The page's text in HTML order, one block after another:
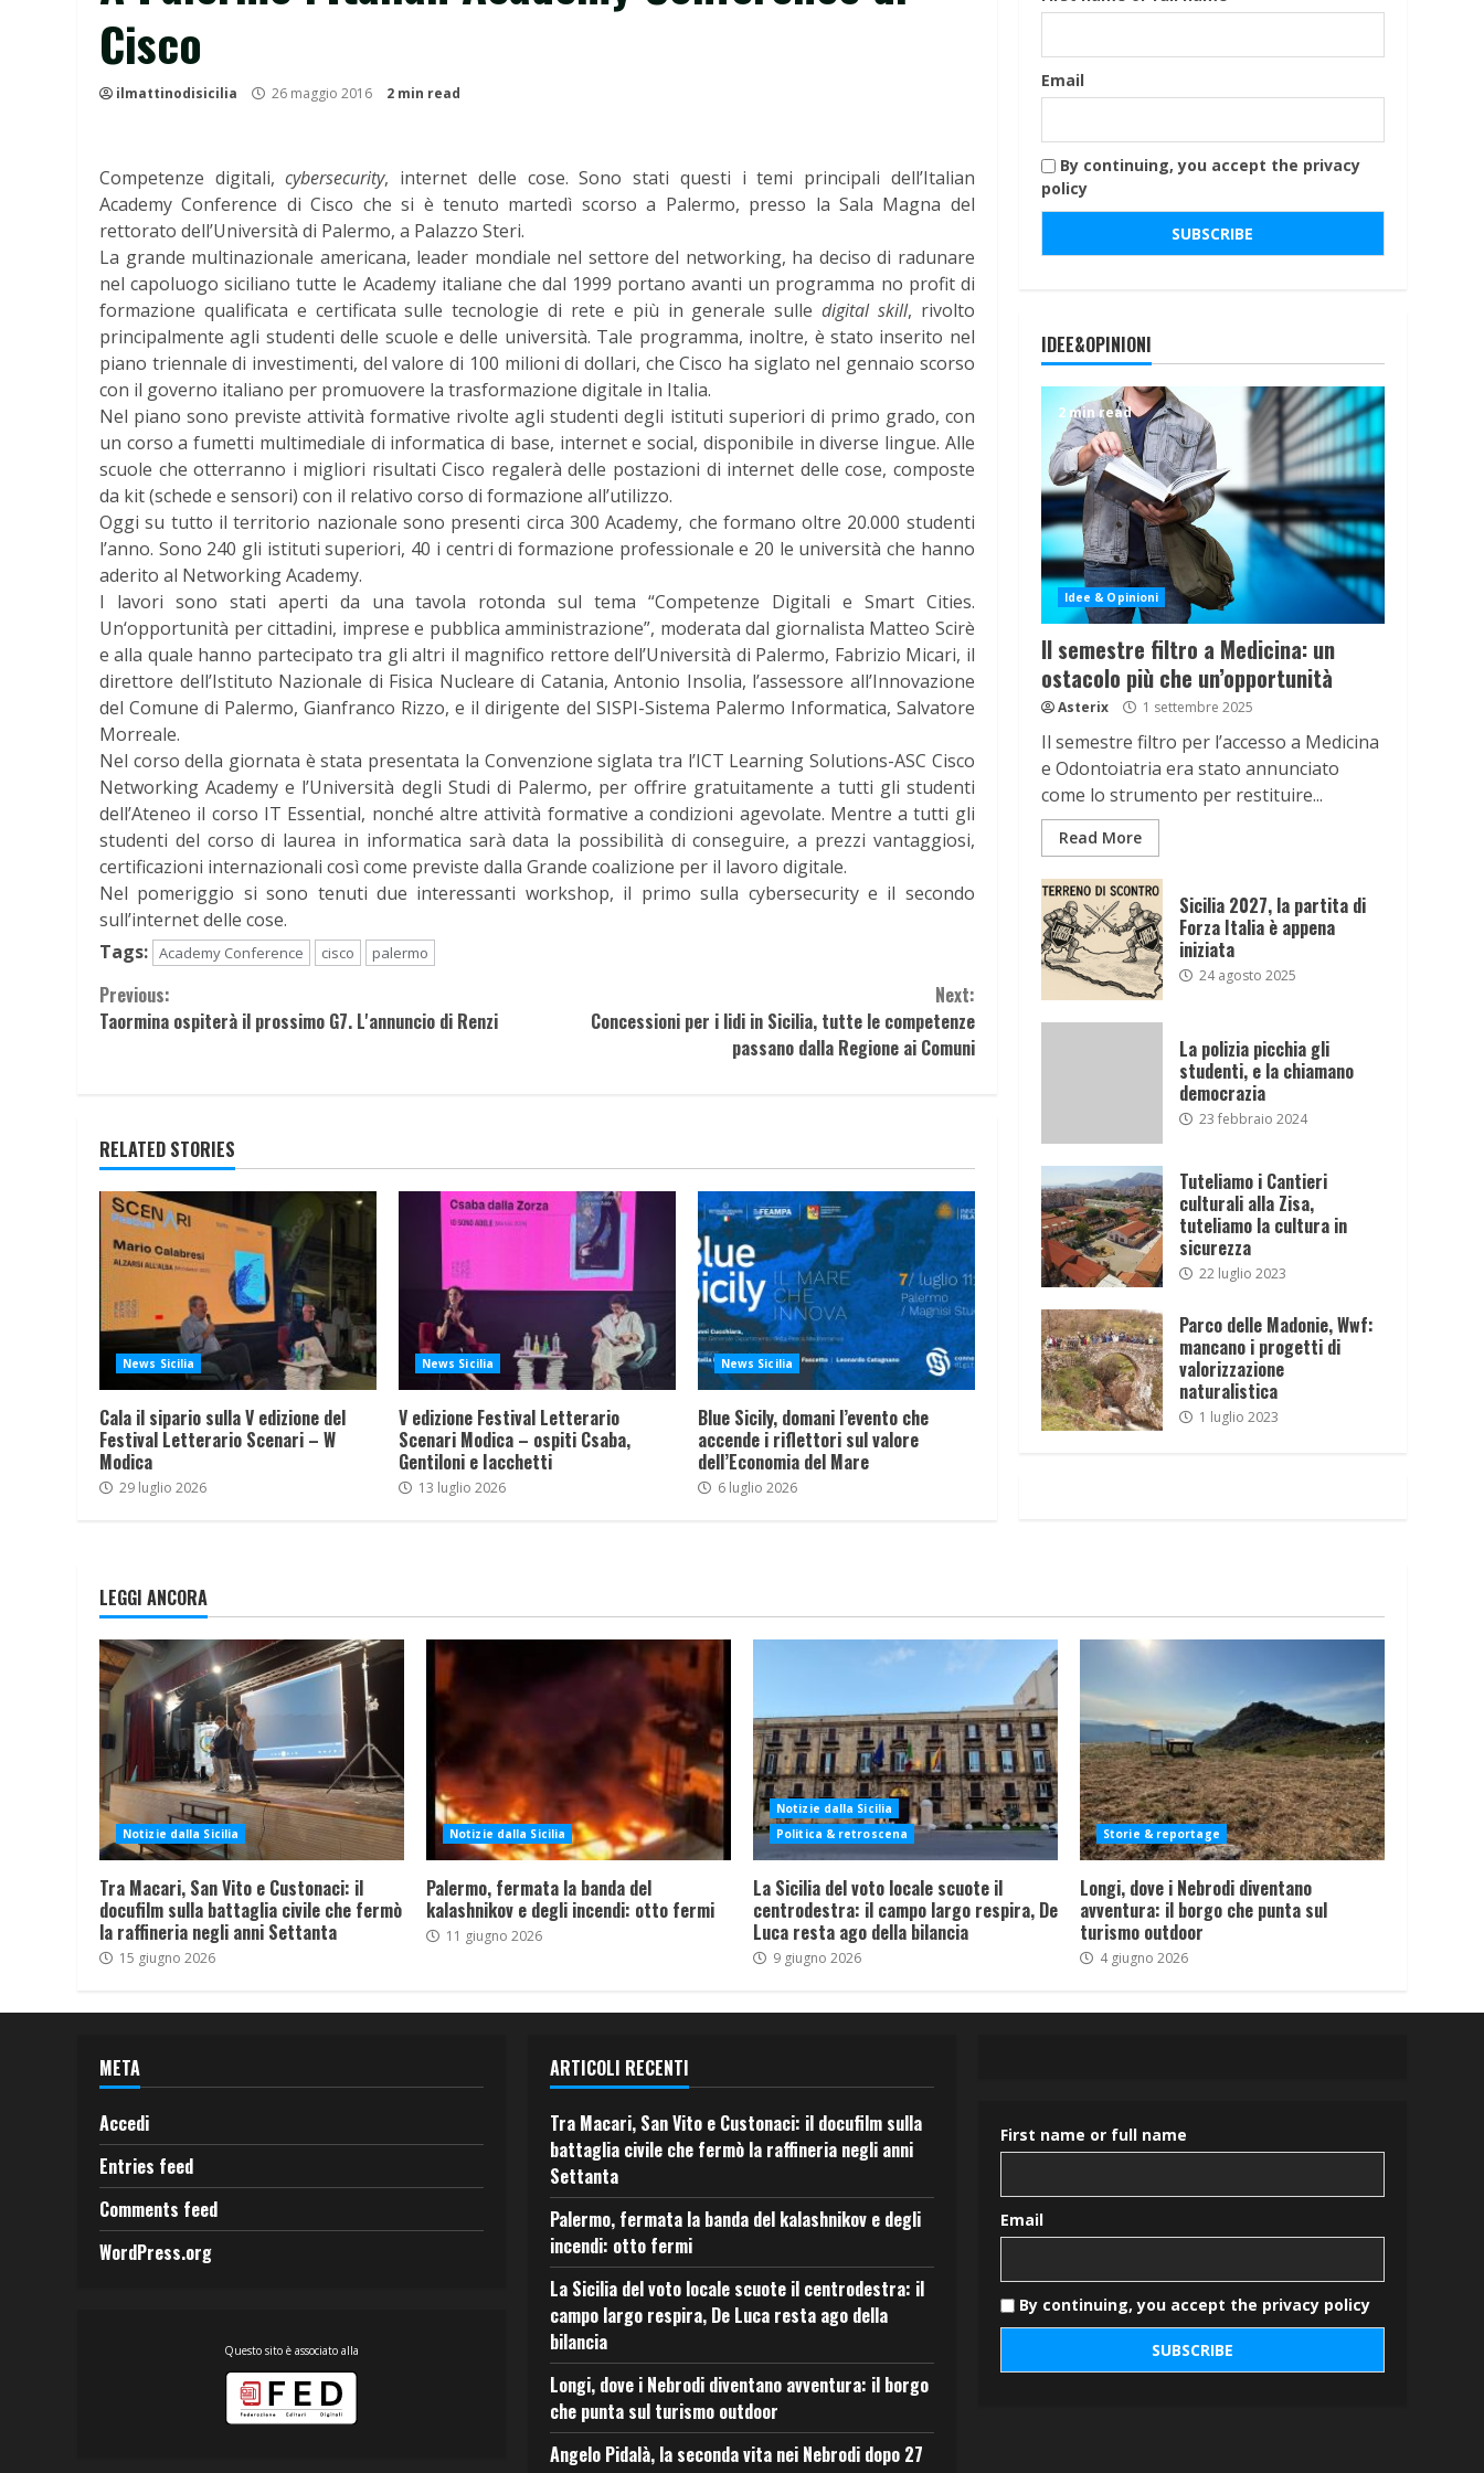
Cisco
ilmattinodisicilia 26 maggio 2016 2 min read
Competenze digitali,cybersecurity, internet delle cose. Sono stati questi i temi principali dell’Italian
Academy Conference di Cisco che si è tenuto martedì scorso a Palermo, presso la Sala Magna del
rettorato dell’Università di Palermo, a Palazzo Steri.
La grande multinazionale americana, leader mondiale nel settore del networking, ha deciso di radunare
nel capoluogo siciliano tutte le Academy italiane che dal 1999 portano avanti un programma no profit di
formazione qualificata e certificata sulle tecnologie di rete e più in generale sulledigital skill, rivolto
principalmente agli studenti delle scuole e delle università. Tale programma, inoltre, è stato inserito nel
piano triennale di investimenti, del valore di 100 milioni di dollari, che Cisco ha siglato nel gennaio scorso
con il governo italiano per promuovere la trasformazione digitale in Italia.
Nel piano sono previste attività formative rivolte agli studenti degli istituti superiori di primo grado, con
un corso a fumetti multimediale di informatica di base, internet e social, disponibile in diverse lingue. Alle
scuole che otterranno i migliori risultati Cisco regalerà delle postazioni di internet delle cose, composte
da kit (schede e sensori) con il relativo corso di formazione all’utilizzo.
Oggi su tutto il territorio nazionale sono presenti circa 300 Academy, che formano oltre 20.000 studenti
l’anno. Sono 240 gli istituti superiori, 40 i centri di formazione professionale e 20 le università che hanno
aderito al Networking Academy.
I lavori sono stati aperti da una tavola rotonda sul tema “Competenze Digitali e Smart Cities.
Un‘opportunità per cittadini, imprese e pubblica amministrazione”, moderata dal giornalista Matteo Scirè
e alla quale hanno partecipato tra gli altri il magnifico rettore dell’Università di Palermo, Fabrizio Micari, il
direttore dell’Istituto Nazionale di Fisica Nucleare di Catania, Antonio Insolia, l’assessore all’Innovazione
del Comune di Palermo, Gianfranco Rizzo, e il dirigente del SISPI-Sistema Palermo Informatica, Salvatore
Morreale.
Nel corso della giornata è stata presentata la Convenzione siglata tra l’ICT Learning Solutions-ASC Cisco
Networking Academy e l’Università degli Studi di Palermo, per offrire gratuitamente a tutti gli studenti
dell’Ateneo il corso IT Essential, nonché altre attività formative a condizioni agevolate. Mentre a tutti gli
studenti del corso di laurea in informatica sarà data la possibilità di conseguire, a prezzi vantaggiosi,
certificazioni internazionali così come previste dalla Grande coalizione per il lavoro digitale.
Nel pomeriggio si sono tenuti due interessanti workshop, il primo sulla cybersecurity e il secondo
sull’internet delle cose.
Tags: Academy Conference cisco palermo
Continue
Reading
Previous:
Taormina ospiterà il prossimo G7. L'annuncio di Renzi
Next:
Concessioni per i lidi in Sicilia, tutte le competenze
passano dalla Regione ai Comuni
RELATED STORIES
News Sicilia
Cala il sipario sulla V edizione del
Festival Letterario Scenari – W
Modica
29 luglio 2026
News Sicilia
V edizione Festival Letterario
Scenari Modica – ospiti Csaba,
Gentiloni e Iacchetti
13 luglio 2026
News Sicilia
Blue Sicily, domani l’evento che
accende i riflettori sul valore
dell’Economia del Mare
6 luglio 2026
Email
By continuing, you accept the privacy
policy
IDEE&OPINIONI
2 min read
Idee & Opinioni
Il semestre filtro a Medicina: un
ostacolo più che un’opportunità
Asterix 1 settembre 2025
Il semestre filtro per l’accesso a Medicina
e Odontoiatria era stato annunciato
come lo strumento per restituire...
Read More
Sicilia 2027, la partita di
Forza Italia è appena
iniziata
24 agosto 2025
La polizia picchia gli
studenti, e la chiamano
democrazia
23 febbraio 2024
Tuteliamo i Cantieri
culturali alla Zisa,
tuteliamo la cultura in
sicurezza
22 luglio 2023
Parco delle Madonie, Wwf:
mancano i progetti di
valorizzazione
naturalistica
1 luglio 2023
LEGGI ANCORA
Notizie dalla Sicilia
Tra Macari, San Vito e Custonaci: il
docufilm sulla battaglia civile che fermò
la raffineria negli anni Settanta
15 giugno 2026
Notizie dalla Sicilia
Palermo, fermata la banda del
kalashnikov e degli incendi: otto fermi
11 giugno 2026
Notizie dalla Sicilia
Politica & retroscena
La Sicilia del voto locale scuote il
centrodestra: il campo largo respira, De
Luca resta ago della bilancia
9 giugno 2026
Storie & reportage
Longi, dove i Nebrodi diventano
avventura: il borgo che punta sul
turismo outdoor
4 giugno 2026
META
Accedi
Entries feed
Comments feed
WordPress.org
Questo sito è associato alla
ARTICOLI RECENTI
Tra Macari, San Vito e Custonaci: il docufilm sulla
battaglia civile che fermò la raffineria negli anni
Settanta
Palermo, fermata la banda del kalashnikov e degli
incendi: otto fermi
La Sicilia del voto locale scuote il centrodestra: il
campo largo respira, De Luca resta ago della
bilancia
Longi, dove i Nebrodi diventano avventura: il borgo
che punta sul turismo outdoor
Angelo Pidalà, la seconda vita nei Nebrodi dopo 27
First name or full name
Email
By continuing, you accept the privacy policy